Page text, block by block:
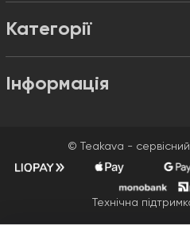
Категорії
Інформація
© Teakava -
Технічна